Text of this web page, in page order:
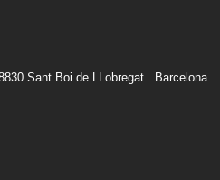
Sant Boi de LLobregat . Barcelona